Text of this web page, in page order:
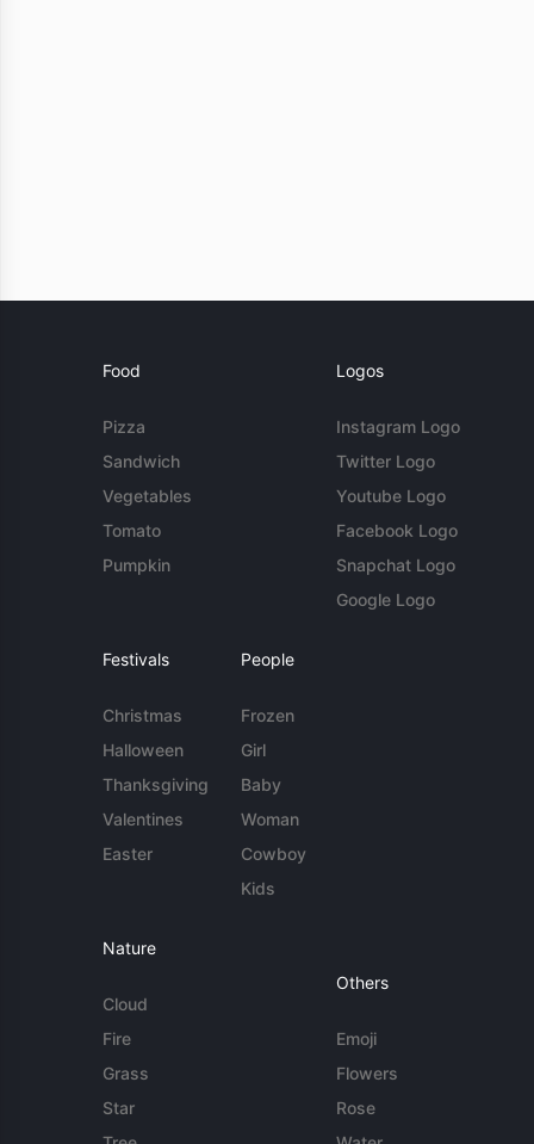
Food
Pizza
Sandwich
Vegetables
Tomato
Pumpkin
Logos
Instagram Logo
Twitter Logo
Youtube Logo
Facebook Logo
Snapchat Logo
Google Logo
Festivals
Christmas
Halloween
Thanksgiving
Valentines
Easter
People
Frozen
Girl
Baby
Woman
Cowboy
Kids
Nature
Cloud
Fire
Grass
Star
Others
Emoji
Flowers
Rose